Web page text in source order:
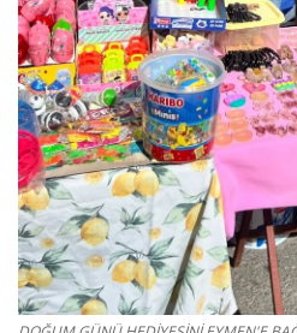
Kültür Sanat Tarih
Sağlık
Ekonomi
Gündem
Dünya